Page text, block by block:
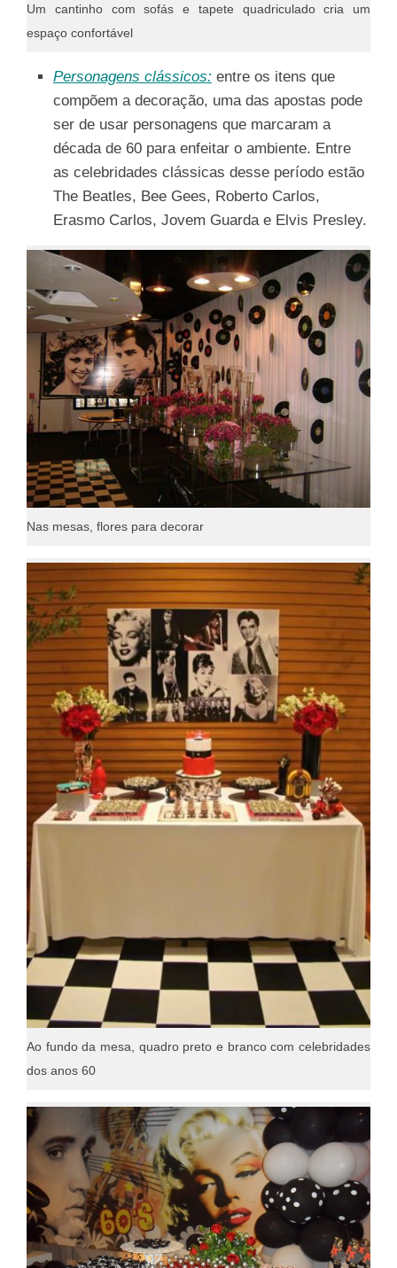
Um cantinho com sofás e tapete quadriculado cria um
espaço confortável
Personagens clássicos: entre os itens que
compõem a decoração, uma das apostas pode
ser de usar personagens que marcaram a
década de 60 para enfeitar o ambiente. Entre
as celebridades clássicas desse período estão
The Beatles, Bee Gees, Roberto Carlos,
Erasmo Carlos, Jovem Guarda e Elvis Presley.
Nas mesas, flores para decorar
Ao fundo da mesa, quadro preto e branco com celebridades
dos anos 60